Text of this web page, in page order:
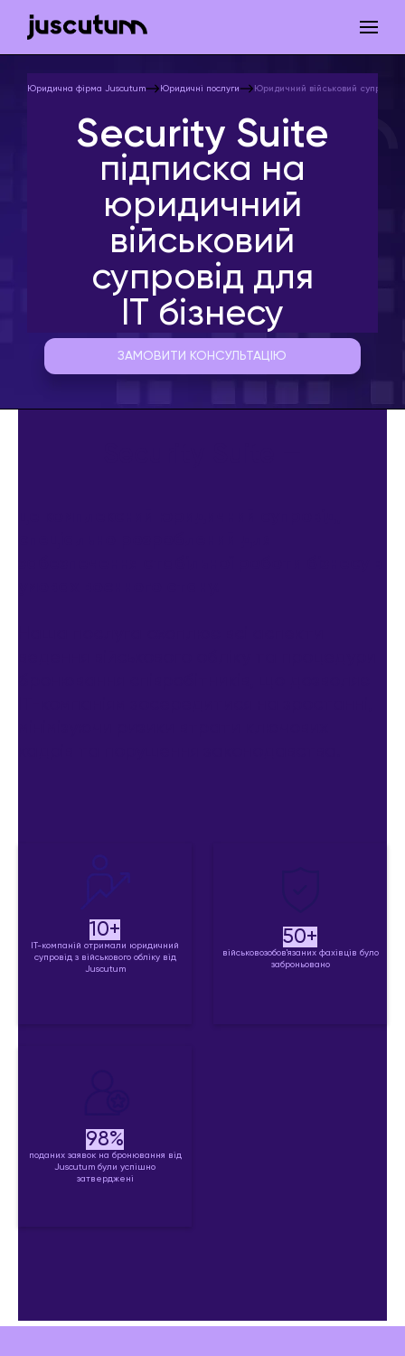
Юридична фірма Juscutum Юридичні послуги Юридичний військовий супровід
Security Suite
підписка на
юридичний
військовий
супровід для
ІТ бізнесу
ЗАМОВИТИ КОНСУЛЬТАЦІЮ
10+
IT-компаній отримали юридичний
супровід з військового обліку від
Juscutum
50+
військовозобов'язаних фахівців було
заброньовано
98%
поданих заявок на бронювання від
Juscutum були успішно
затверджені